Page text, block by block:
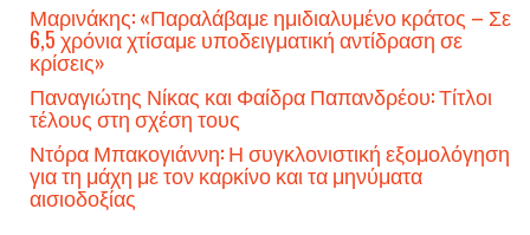
Μαρινάκης: «Παραλάβαμε ημιδιαλυμένο κράτος – Σε
6,5 χρόνια χτίσαμε υποδειγματική αντίδραση σε
κρίσεις»
Παναγιώτης Νίκας και Φαίδρα Παπανδρέου: Τίτλοι
τέλους στη σχέση τους
Ντόρα Μπακογιάννη: Η συγκλονιστική εξομολόγηση
για τη μάχη με τον καρκίνο και τα μηνύματα
αισιοδοξίας